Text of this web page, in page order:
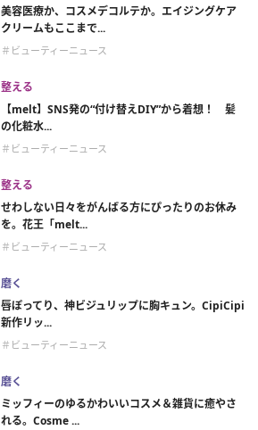
美容医療か、コスメデコルテか。エイジングケア
クリームもここまで...
＃ビューティーニュース
整える
【melt】SNS発の“付け替えDIY”から着想！ 髪
の化粧水...
＃ビューティーニュース
整える
せわしない日々をがんばる方にぴったりのお休み
を。花王「melt...
＃ビューティーニュース
磨く
唇ぽってり、神ビジュリップに胸キュン。CipiCipi
新作リッ...
＃ビューティーニュース
磨く
ミッフィーのゆるかわいいコスメ＆雑貨に癒やさ
れる。Cosme ...